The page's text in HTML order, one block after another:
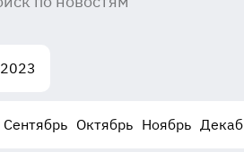
2023
Сентябрь Октябрь Ноябрь